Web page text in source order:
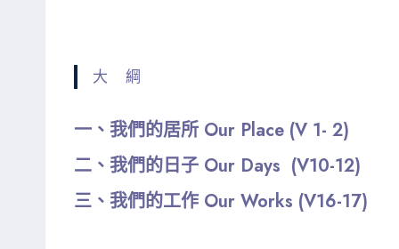
大 綱
一、我們的居所 Our Place (V 1- 2)
二、我們的日子 Our Days (V10-12)
三、我們的工作 Our Works (V16-17)